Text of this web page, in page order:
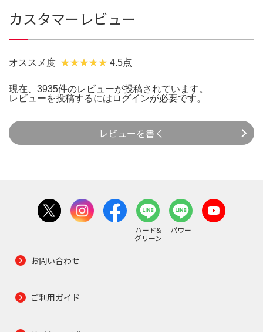
カスタマーレビュー
オススメ度 4.5点
現在、3935件のレビューが投稿されています。
レビューを投稿するには ログインが必要です。
レビューを書く
ハード&
グリーン
パワー
お問い合わせ
ご利用ガイド